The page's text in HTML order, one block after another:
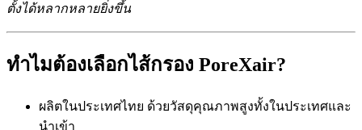
ตั้งได้หลากหลายยิ่งขึ้น
ทำไมต้องเลือกไส้กรอง PoreXair?
ผลิตในประเทศไทย ด้วยวัสดุคุณภาพสูงทั้งในประเทศและ
นำเข้า